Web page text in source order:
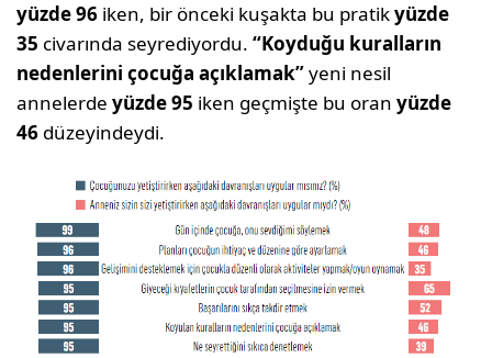
yüzde 96 iken, bir önceki kuşakta bu pratikyüzde
35 civarında seyrediyordu.“Koyduğu kuralların
nedenlerini çocuğa açıklamak”yeni nesil
annelerdeyüzde 95 iken geçmişte bu oranyüzde
46 düzeyindeydi.